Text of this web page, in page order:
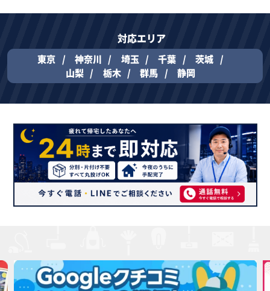
対応エリア
東京 神奈川 埼玉 千葉
茨城
山梨
栃木 群馬 静岡